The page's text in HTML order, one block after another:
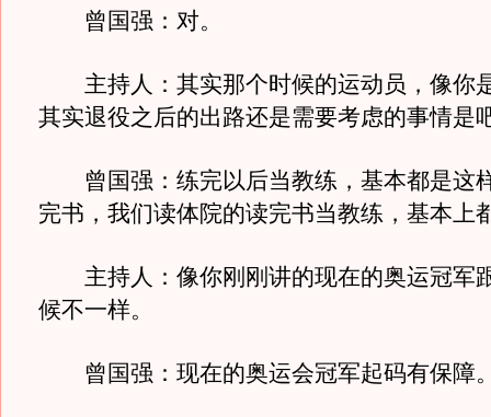
曾国强：对。
主持人：其实那个时候的运动员，像你
其实退役之后的出路还是需要考虑的事情是
曾国强：练完以后当教练，基本都是这
完书，我们读体院的读完书当教练，基本上
主持人：像你刚刚讲的现在的奥运冠军
候不一样。
曾国强：现在的奥运会冠军起码有保障